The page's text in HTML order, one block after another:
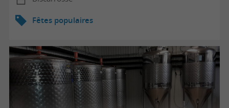
Fêtes populaires